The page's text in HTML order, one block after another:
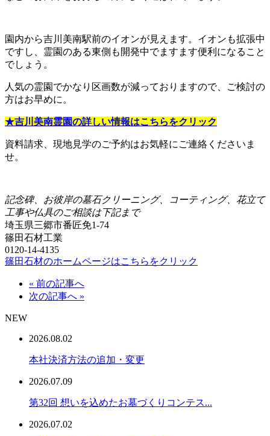
園内から吉川美南駅前のイオンが見えます。イオンも拡張中
ですし、霊園のある東側も開発中でますます便利になること
でしょう。
人気の霊園でかなり区画数が減っておりますので、ご検討の
方はお早めに。
★吉川美南霊園の詳しい情報はこちらをクリック
資料請求、現地見学のご予約はお気軽にご連絡くださいま
せ。
記念碑、お彼岸の墓石クリーニング、コーティング、花立て
工事や仏具のご相談は下記まで
埼玉県三郷市番匠免1-74
篠田石材工業
0120-14-4135
篠田石材のホームページはこちらをクリック
« 前の記事へ
次の記事へ »
NEW
2026.08.02
本社決済方法の追加・変更
2026.07.09
第32回 想いを込めたお墓づくりコンテス...
2026.07.02